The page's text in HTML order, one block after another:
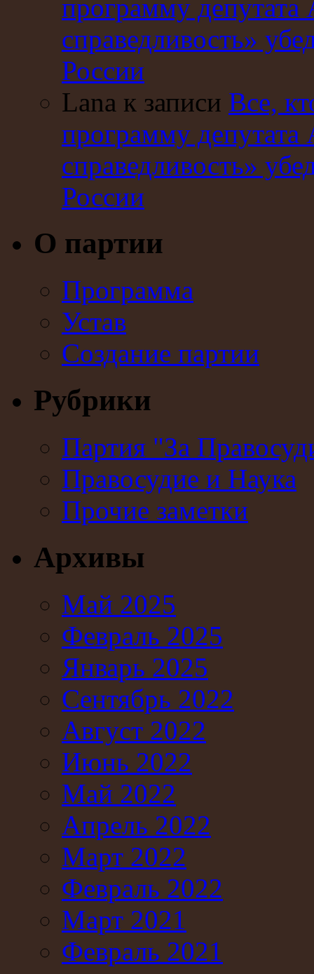
программу
справедливость»
России
Lana к записи Все,
программу
справедливость»
России
О партии
Программа
Устав
Создание партии
Рубрики
Партия "За
Правосудие и Наука
Прочие заметки
Архивы
Май 2025
Февраль 2025
Январь 2025
Сентябрь 2022
Август 2022
Июнь 2022
Май 2022
Апрель 2022
Март 2022
Февраль 2022
Март 2021
Февраль 2021